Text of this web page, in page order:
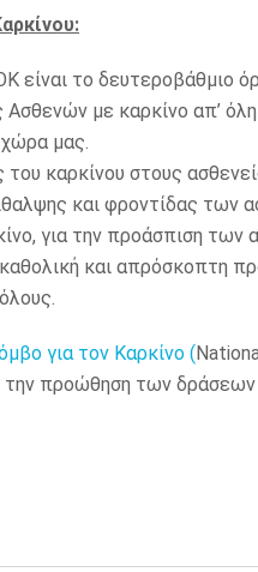
είναι το
Ασθενών με καρκίνο απ’
μας.
καρκίνου στους
και φροντίδας
για την προάσπιση των
και απρόσκοπτη
για τον Καρκίνο (
προώθηση των